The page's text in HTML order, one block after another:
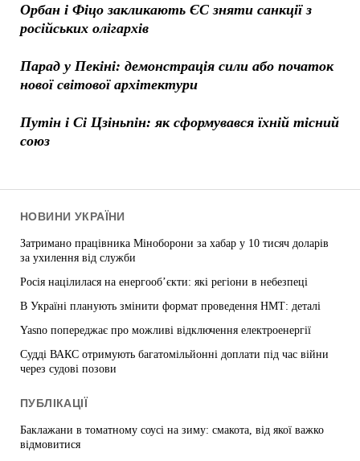
Орбан і Фіцо закликають ЄС зняти санкції з
російських олігархів
Парад у Пекіні: демонстрація сили або початок
нової світової архітектури
Путін і Сі Цзіньпін: як сформувався їхній тісний
союз
НОВИНИ УКРАЇНИ
Затримано працівника Міноборони за хабар у 10 тисяч доларів
за ухилення від служби
Росія націлилася на енергооб’єкти: які регіони в небезпеці
В Україні планують змінити формат проведення НМТ: деталі
Yasno попереджає про можливі відключення електроенергії
Судді ВАКС отримують багатомільйонні доплати під час війни
через судові позови
ПУБЛІКАЦІЇ
Баклажани в томатному соусі на зиму: смакота, від якої важко
відмовитися